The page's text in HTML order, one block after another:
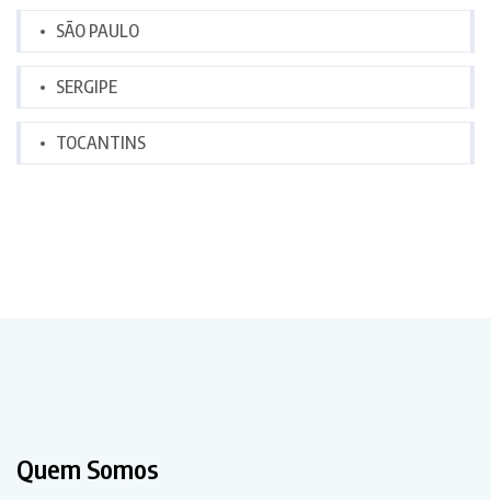
SÃO PAULO
SERGIPE
TOCANTINS
Quem Somos